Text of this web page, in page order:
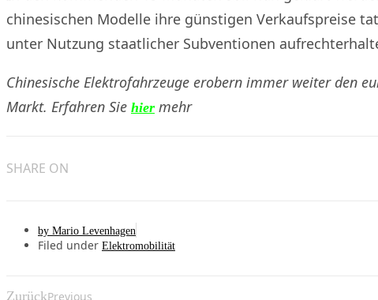
chinesischen Modelle ihre günstigen Verkaufspreise
unter Nutzung staatlicher Subventionen
Chinesische Elektrofahrzeuge erobern immer weiter den
Markt. Erfahren Sie hier mehr
SHARE ON
by Mario Levenhagen
Filed under Elektromobilität
ZurückPrevious